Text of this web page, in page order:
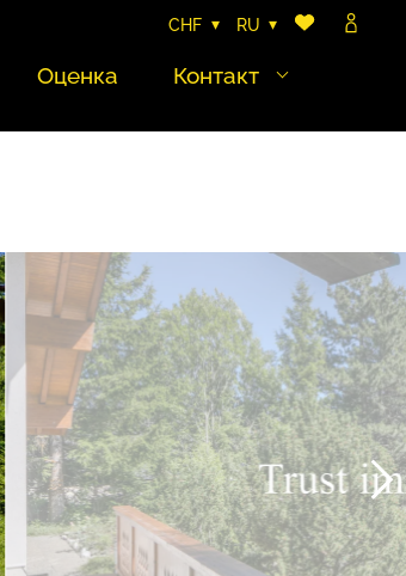
CHF RU
Оценка Контакт